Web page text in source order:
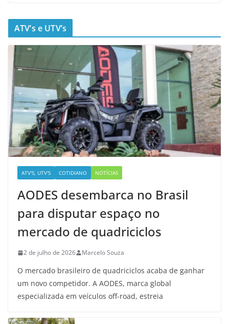
ATV’s e UTV’s
ATV'S, UTV'S COTIDIANO NOTÍCIAS
AODES desembarca no Brasil
para disputar espaço no
mercado de quadriciclos
2 de julho de 2026 Marcelo Souza
O mercado brasileiro de quadriciclos acaba de ganhar
um novo competidor. A AODES, marca global
especializada em veículos off-road, estreia